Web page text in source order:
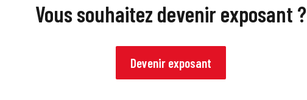
Vous souhaitez devenir exposant ?
Devenir exposant